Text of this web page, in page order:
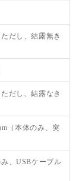
だし、結露無き
だし、結露なき
（本体のみ、突
、USBケーブル